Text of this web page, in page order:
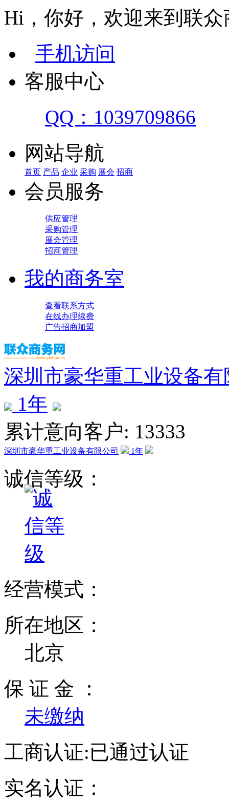
Hi，你好，欢迎来到联众
手机访问
客服中心
QQ：1039709866
网站导航
首页 产品 企业 采购 展会 招商
会员服务
供应管理
采购管理
展会管理
招商管理
我的商务室
查看联系方式
在线办理续费
广告招商加盟
深圳市豪华重工业设备有
1年
累计意向客户: 13333
深圳市豪华重工业设备有限公司 1年
诚信等级：
经营模式：
所在地区：
北京
保 证 金 ：
未缴纳
工商认证:已通过认证
实名认证：